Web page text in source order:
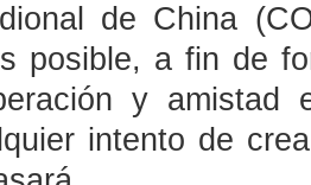
de China
posible, a fin de
y amistad
intento de